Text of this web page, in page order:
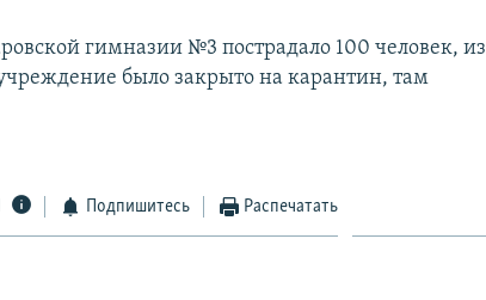
гимназии №3 пострадало 100 человек, из
было закрыто на карантин, там
Подпишитесь Распечатать